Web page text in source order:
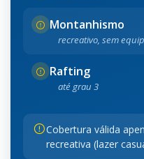
Montanhismo
recreativo, sem
Rafting
até grau 3
Cobertura válida
recreativa (lazer